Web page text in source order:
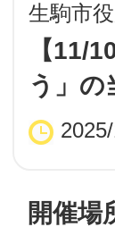
生駒市
【11/
う」の
開催場